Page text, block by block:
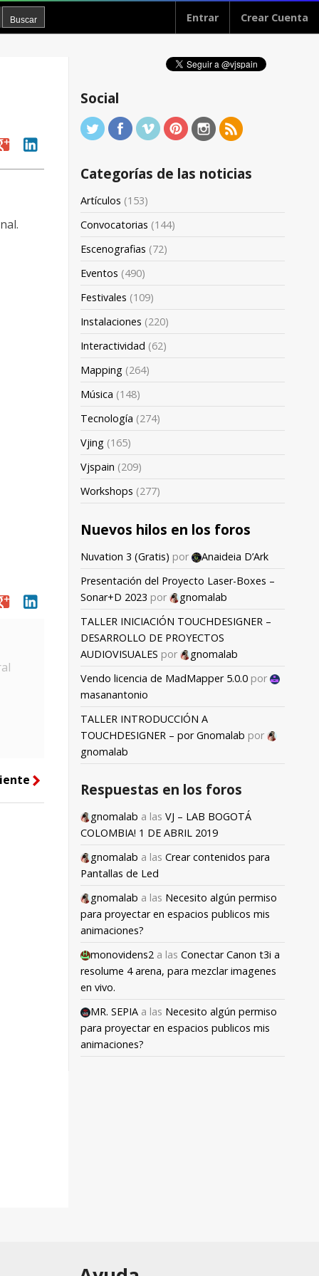
Entrar Crear Cuenta
linkedin
linkedin
right
Social
Categorías de las noticias
Artículos (153)
Convocatorias (144)
Escenografias (72)
Eventos (490)
Festivales (109)
Instalaciones (220)
Interactividad (62)
Mapping (264)
Música (148)
Tecnología (274)
Vjing (165)
Vjspain (209)
Workshops (277)
Nuevos hilos en los foros
Nuvation 3 (Gratis) por
Anaideia D’Ark
Presentación del Proyecto Laser-Boxes –
Sonar+D 2023 por
gnomalab
TALLER INICIACIÓN TOUCHDESIGNER –
DESARROLLO DE PROYECTOS
AUDIOVISUALES por
gnomalab
Vendo licencia de MadMapper 5.0.0 por
masanantonio
TALLER INTRODUCCIÓN A
TOUCHDESIGNER – por Gnomalab por
gnomalab
Respuestas en los foros
gnomalab a las VJ – LAB BOGOTÁ
COLOMBIA! 1 DE ABRIL 2019
gnomalab a las Crear contenidos para
Pantallas de Led
gnomalab a las Necesito algún permiso
para proyectar en espacios publicos mis
animaciones?
monovidens2 a las Conectar Canon t3i a
resolume 4 arena, para mezclar imagenes
en vivo.
MR. SEPIA a las Necesito algún permiso
para proyectar en espacios publicos mis
animaciones?